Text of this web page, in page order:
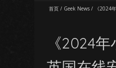
首页 / Geek News / 《2024
《2024